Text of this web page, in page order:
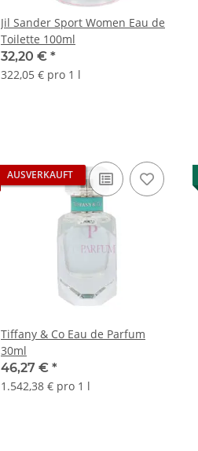
Jil Sander Sport Women Eau de
Toilette 100ml
32,20 € *
322,05 € pro 1 l
AUSVERKAUFT
Tiffany & Co Eau de Parfum
30ml
46,27 € *
1.542,38 € pro 1 l